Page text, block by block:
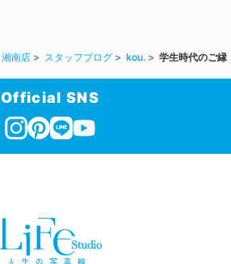
湘南店 スタッフブログ kou. 学生時代のご縁
Official SNS